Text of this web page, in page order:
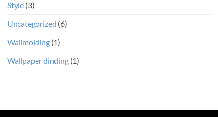
Style (3)
Uncategorized (6)
Wallmolding (1)
Wallpaper dinding (1)